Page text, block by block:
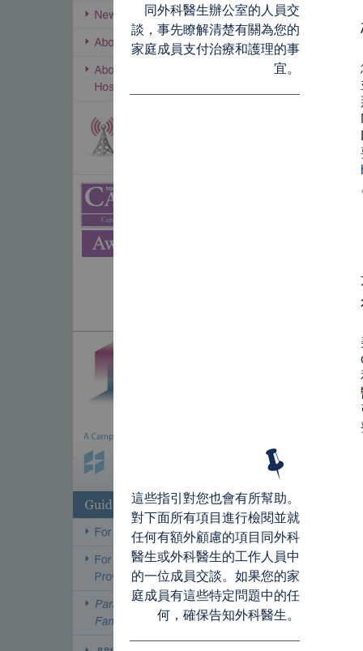
同外科醫生辦公室的人員交
談，事先瞭解清楚有關為您的
家庭成員支付治療和護理的事
宜。
這些指引對您也會有所幫助。
對下面所有項目進行檢閱並就
任何有額外顧慮的項目同外科
醫生或外科醫生的工作人員中
的一位成員交談。如果您的家
庭成員有這些特定問題中的任
何，確保告知外科醫生。